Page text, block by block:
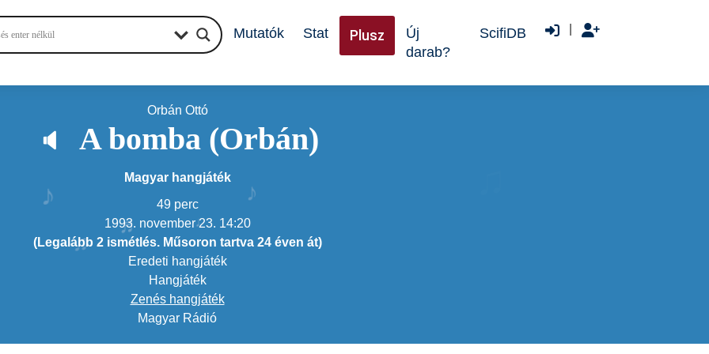
Mutatók Stat Plusz
Új
darab?
ScifiDB
♫
♬ ♩
♫♪
Orbán Ottó
🔈 A bomba (Orbán)
Magyar hangjáték
49 perc
1993. november 23. 14:20
(Legalább 2 ismétlés. Műsoron tartva 24 éven át)
Eredeti hangjáték
Hangjáték
Zenés hangjáték
Magyar Rádió